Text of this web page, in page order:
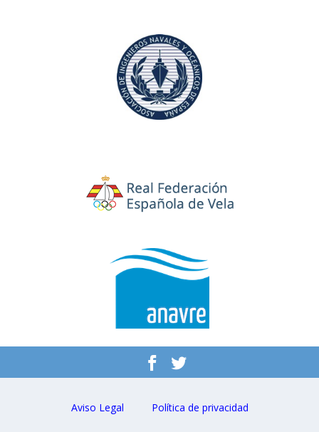
Aviso Legal Política de privacidad